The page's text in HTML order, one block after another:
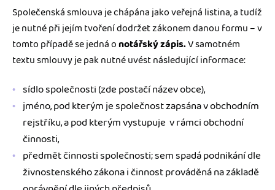
Společenská smlouva je chápána jako veřejná listina, a tudíž
je nutné při jejím tvoření dodržet zákonem danou formu – v
tomto případě se jedná onotářský zápis.V samotném
textu smlouvy je pak nutné uvést následující informace:
sídlo společnosti (zde postačí název obce),
jméno, pod kterým je společnost zapsána v obchodním
rejstříku, a pod kterým vystupuje v rámci obchodní
činnosti,
předmět činnosti společnosti; sem spadá podnikání dle
živnostenského zákona i činnost prováděná na základě